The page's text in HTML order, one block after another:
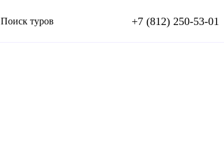
Поиск туров +7 (812) 250-53-01